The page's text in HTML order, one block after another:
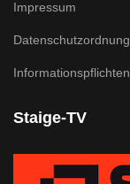
Impressum
Datenschutzordnung
Informationspflichten
Staige-TV